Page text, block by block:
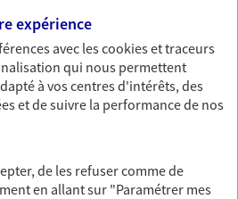
Chardin
Epargne et Protection
expérience
avec lescookies et traceurs
qui nous permettent
à vos centres d'intérêts, des
et de suivre la performance de nos
de les refuser comme de
en allant sur "Paramétrer mes